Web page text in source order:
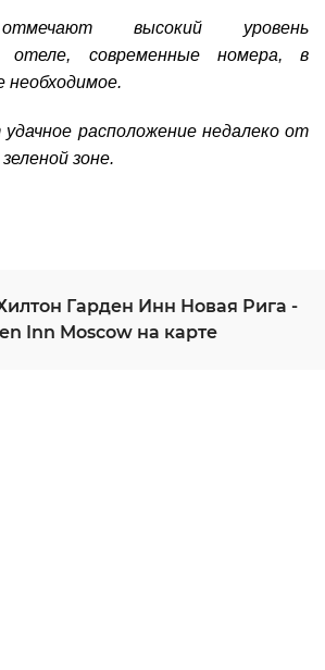
высокий уровень
отеле, современные номера, в
необходимое.
расположение недалеко от
зоне.
Гарден Инн Новая Рига -
Inn Moscow на карте